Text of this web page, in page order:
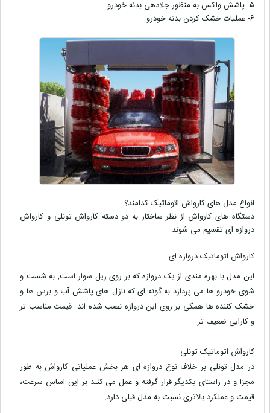
۵- پاشش واکس به منظور جلادهی بدنه خودرو
۶- عملیات خشک کردن بدنه خودرو
انواع مدل های کارواش اتوماتیک کدامند؟
دستگاه های کارواش از نظر ساختار به دو دسته کارواش تونلی و کارواش
دروازه ای تقسیم می شوند.
کارواش اتوماتیک دروازه ای
این مدل با بهره مندی از یک دروازه که بر روی ریل سوار است, به شست و
شوی خودرو ها می پردازد به گونه ای که نازل های پاشش آب و برس ها و
خشک کننده ها همگی بر روی این دروازه نصب شده اند. قیمت مناسب تر
و کارایی ضعیف تر.
کارواش اتوماتیک تونلی
در مدل تونلی بر خلاف نوع دروازه ای هر بخش عملیاتی کارواش به طور
مجزا و در راستای یکدیگر قرار گرفته و عمل می کنند بر این اساس سرعت،
قیمت و عملکرد بالاتری نسبت به مدل قبلی دارد.